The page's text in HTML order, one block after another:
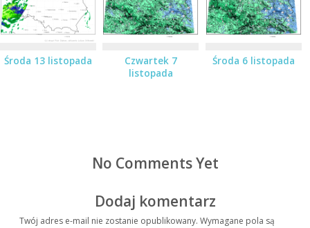
Środa 13 listopada
Czwartek 7
listopada
Środa 6 listopada
No Comments Yet
Dodaj komentarz
Twój adres e-mail nie zostanie opublikowany. Wymagane pola są